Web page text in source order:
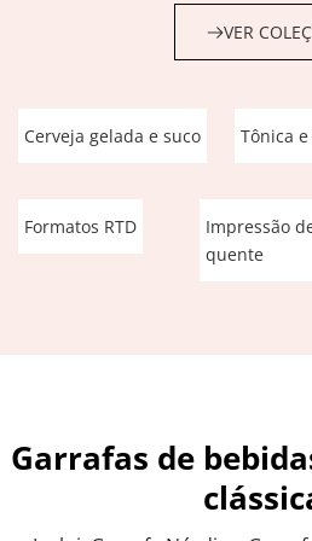
VER
Cerveja gelada e suco Tônica
Formatos RTD
Impressão
quente
Garrafas de